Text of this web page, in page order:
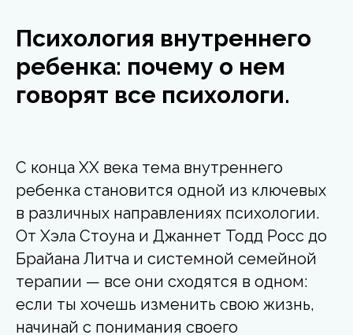
Психология внутреннего
ребенка: почему о нем
говорят все психологи.
С конца XX века тема внутреннего
ребенка становится одной из ключевых
в различных направлениях психологии.
От Хэла Стоуна и Джаннет Тодд Росс до
Брайана Литча и системной семейной
терапии — все они сходятся в одном:
если ты хочешь изменить свою жизнь,
начинай с понимания своего